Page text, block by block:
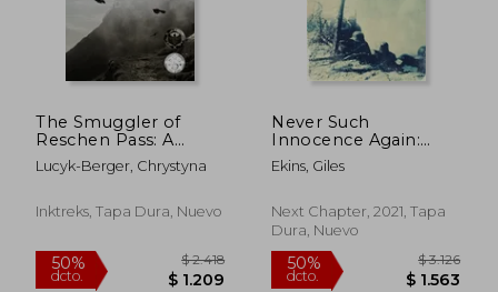
The Smuggler of
Reschen Pass: A
Reschen Valley
Novella (en Inglés)
Lucyk-Berger, Chrystyna
Inktreks, Tapa Dura, Nuevo
Never Such
Innocence Again:
Large Print
Hardcover Edition (en
Ekins, Giles
Next Chapter, 2021, Tapa
Dura, Nuevo